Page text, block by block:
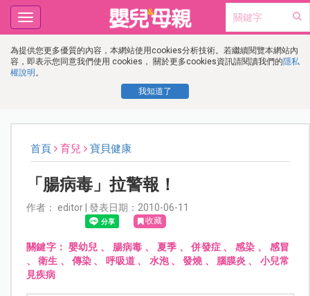
為提供您更多優質的內容，本網站使用cookies分析技術。若繼續閱覽本網站內
容，即表示您同意我們使用 cookies， 關於更多cookies資訊請閱讀我們的隱私
權說明 。
我知道了
Toggle
navigation
首頁 育兒 寶貝健康
「腸病毒」拉警報！
作者： editor | 發表日期：2010-06-11
收藏
關鍵字： 嬰幼兒 、 腸病毒 、 夏季 、併發症 、感染 、 感冒
、衛生 、 傳染 、 呼吸道 、 水泡、發燒 、 腦膜炎 、 小兒常
見疾病